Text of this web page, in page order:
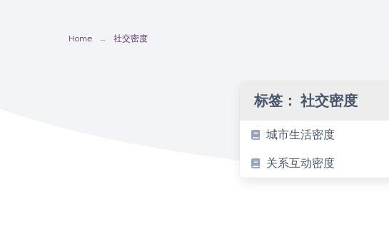
Home 社交密度
标签： 社交密度
城市生活密度
关系互动密度